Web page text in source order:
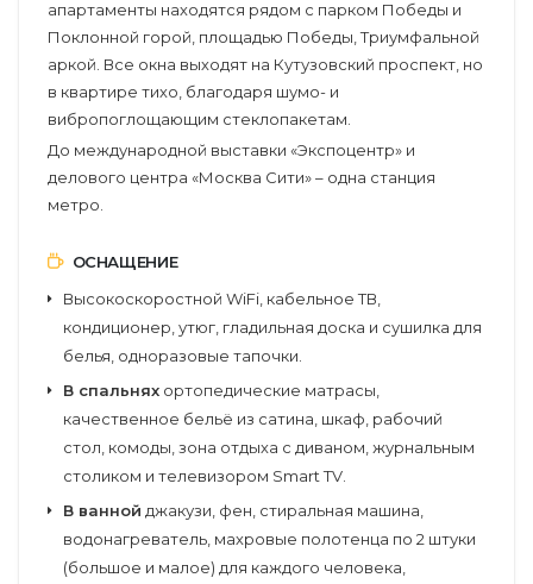
апартаменты находятся рядом с парком Победы и
Поклонной горой, площадью Победы, Триумфальной
аркой. Все окна выходят на Кутузовский проспект, но
в квартире тихо, благодаря шумо- и
вибропоглощающим стеклопакетам.
До международной выставки «Экспоцентр» и
делового центра «Москва Сити» – одна станция
метро.
ОСНАЩЕНИЕ
Высокоскоростной WiFi, кабельное ТВ,
кондиционер, утюг, гладильная доска и сушилка для
белья, одноразовые тапочки.
В спальнях ортопедические матрасы,
качественное бельё из сатина, шкаф, рабочий
стол, комоды, зона отдыха с диваном, журнальным
столиком и телевизором Smart TV.
В ванной джакузи, фен, стиральная машина,
водонагреватель, махровые полотенца по 2 штуки
(большое и малое) для каждого человека,